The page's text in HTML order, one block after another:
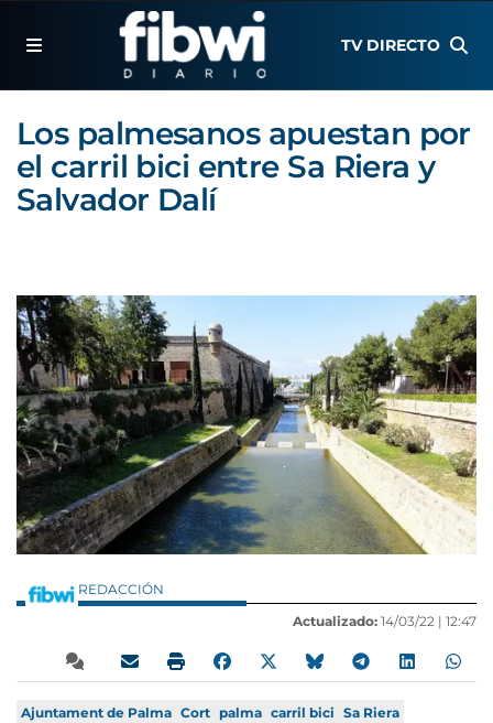
TV DIRECTO
Los palmesanos apuestan por
el carril bici entre Sa Riera y
Salvador Dalí
REDACCIÓN
Actualizado: 14/03/22 | 12:47
Ajuntament de Palma Cort palma carril bici Sa Riera